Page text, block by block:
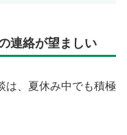
連絡が望ましい
は、夏休み中でも積極